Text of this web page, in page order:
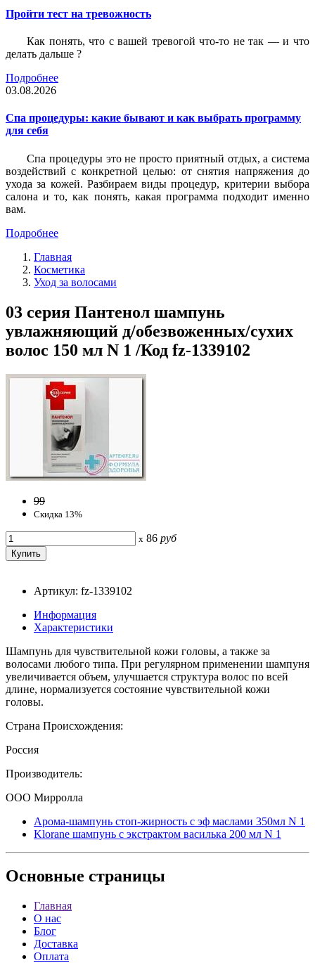
Пройти тест на тревожность
Как понять, что с вашей тревогой что-то не так — и что
делать дальше ?
Подробнее
03.08.2026
Спа процедуры: какие бывают и как выбрать программу
для себя
Спа процедуры это не просто приятный отдых, а система
воздействий с конкретной целью: от снятия напряжения до
ухода за кожей. Разбираем виды процедур, критерии выбора
салона и то, как понять, какая программа подходит именно
вам.
Подробнее
Главная
Косметика
Уход за волосами
03 серия Пантенол шампунь
увлажняющий д/обезвоженных/сухих
волос 150 мл N 1 /Код fz-1339102
99
Скидка 13%
x 86 руб
Артикул: fz-1339102
Информация
Характеристики
Шампунь для чувствительной кожи головы, а также за
волосами любого типа. При регулярном применении шампуня
увеличивается объем, улучшается структура волос по всей
длине, нормализуется состояние чувствительной кожи
головы.
Страна Происхождения:
Россия
Производитель:
ООО Мирролла
Арома-шампунь стоп-жирность с эф маслами 350мл N 1
Klorane шампунь с экстрактом василька 200 мл N 1
Основные страницы
Главная
О нас
Блог
Доставка
Оплата